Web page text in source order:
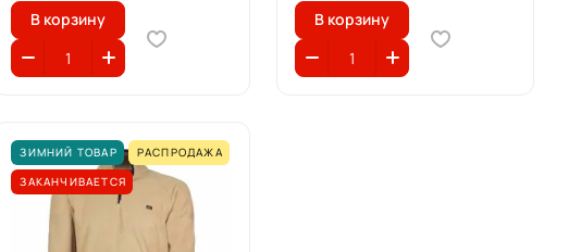
В корзину В корзину
ЗИМНИЙ ТОВАР
РАСПРОДАЖА
ЗАКАНЧИВАЕТСЯ